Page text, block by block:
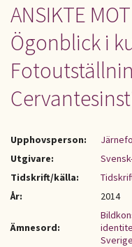
ANSIKTE
Ögonblick i
Upphovsperson:
Utgivare:
Tidskrift/källa:
År:
2014
Ämnesord:
Sverige